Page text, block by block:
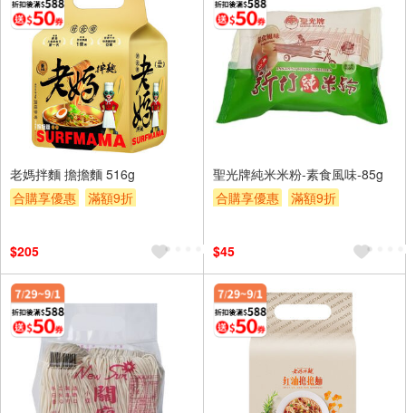
老媽拌麵 擔擔麵 516g
合購享優惠
滿額9折
$205
聖光牌純米米粉-素食風味-85g
合購享優惠
滿額9折
$45